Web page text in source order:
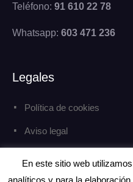
Teléfono: 91 610 22 78
Whatsapp: 603 471 236
Legales
Política de cookies
Aviso legal
En este sitio web
analíticos y para la